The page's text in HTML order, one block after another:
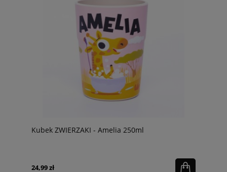
Kubek ZWIERZAKI - Amelia 250ml
24,99 zł